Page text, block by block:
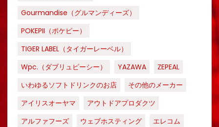
Gourmandise（グルマンディーズ）
POKEPII（ポケピー）
TIGER LABEL（タイガーレーベル）
Wpc.（ダブリュピーシー）
YAZAWA
ZEPEAL
いわゆるソフトドリンクのお店
その他のメーカー
アイリスオーヤマ
アウトドアプロダクツ
アルファフーズ
ウェブホスティング
エレコム